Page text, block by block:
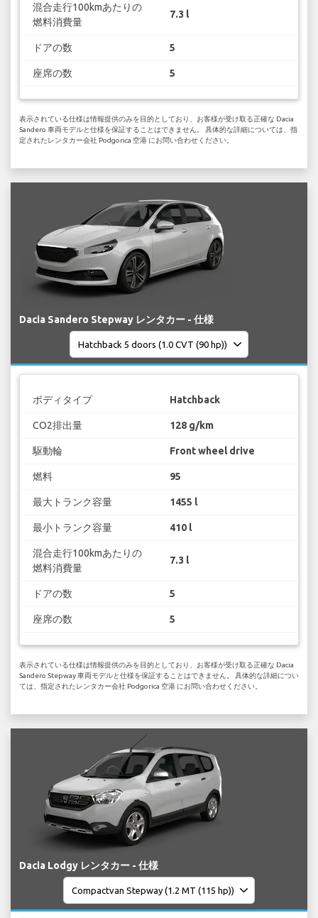
混合走行100kmあたりの
燃料消費量
7.3 l
ドアの数 5
座席の数 5
表示されている仕様は情報提供のみを目的としており、お客様が受け取る正確な Dacia
Sandero 車両モデルと仕様を保証することはできません。 具体的な詳細については、指
定されたレンタカー会社 Podgorica 空港 にお問い合わせください。
Dacia Sandero Stepway レンタカー - 仕様
ボディタイプ Hatchback
CO2排出量 128 g/km
駆動輪 Front wheel drive
燃料 95
最大トランク容量 1455 l
最小トランク容量 410 l
混合走行100kmあたりの
燃料消費量
7.3 l
ドアの数 5
座席の数 5
表示されている仕様は情報提供のみを目的としており、お客様が受け取る正確な Dacia
Sandero Stepway 車両モデルと仕様を保証することはできません。 具体的な詳細につい
ては、指定されたレンタカー会社 Podgorica 空港 にお問い合わせください。
Dacia Lodgy レンタカー - 仕様